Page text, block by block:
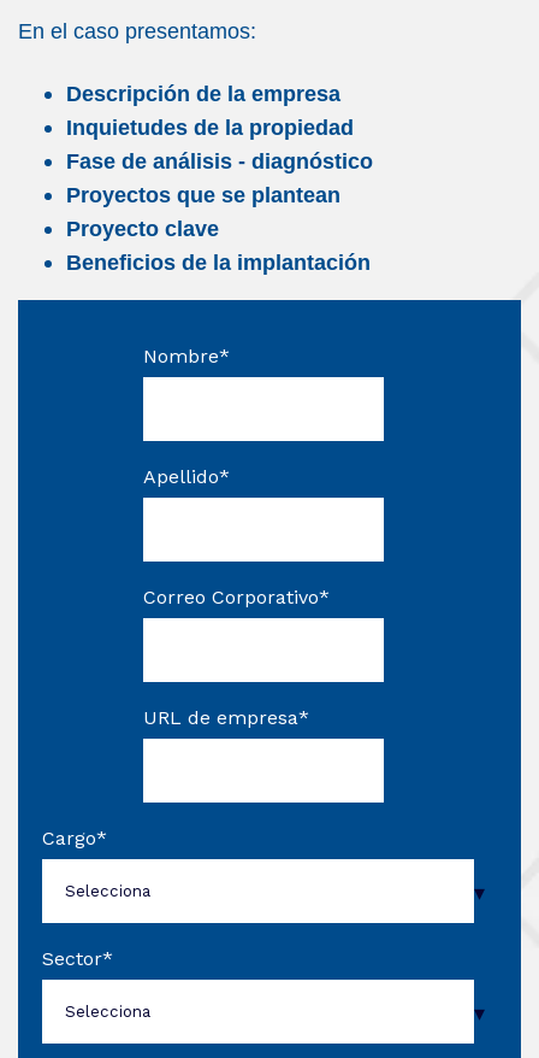
En el caso presentamos:
Descripción de la empresa
Inquietudes de la propiedad
Fase de análisis - diagnóstico
Proyectos que se plantean
Proyecto clave
Beneficios de la implantación
Nombre*
Apellido*
Correo Corporativo*
URL de empresa*
Cargo*
Sector*